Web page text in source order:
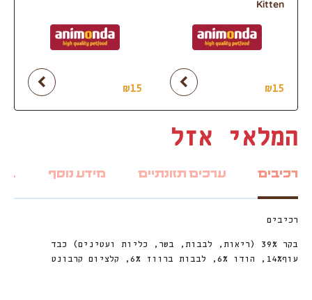
Kitten
₪15
₪15
המלאי אזל
רכיבים ערכים תזונתיים מידע נוסף
רכיבים
בקר 39% (ריאות, לבבות, בשר, כליות ועטינים) כבד
עוף14%, הודו 6%, לבבות ברווז 6%, קלציום קרבונט